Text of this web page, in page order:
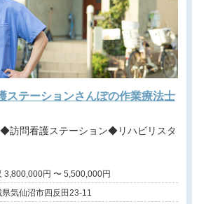
ステーションさんぽの作業療法士
年収 3,800,000円 〜 5,500,000円
県気仙沼市四反田23-11